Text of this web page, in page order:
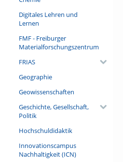
Digitales Lehren und
Lernen
FMF - Freiburger
Materialforschungszentrum
FRIAS
Geographie
Geowissenschaften
Geschichte, Gesellschaft,
Politik
Hochschuldidaktik
Innovationscampus
Nachhaltigkeit (ICN)